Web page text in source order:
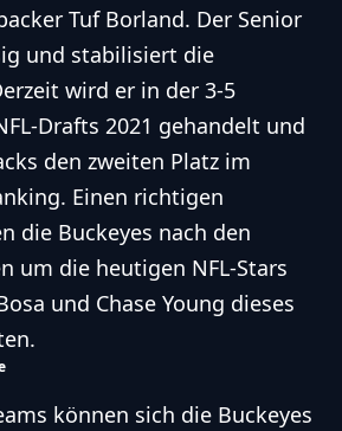
Tuf Borland. Der Senior
und stabilisiert die
wird er in der 3-5
Drafts 2021 gehandelt und
den zweiten Platz im
Einen richtigen
die Buckeyes nach den
um die heutigen NFL-Stars
und Chase Young dieses
können sich die Buckeyes